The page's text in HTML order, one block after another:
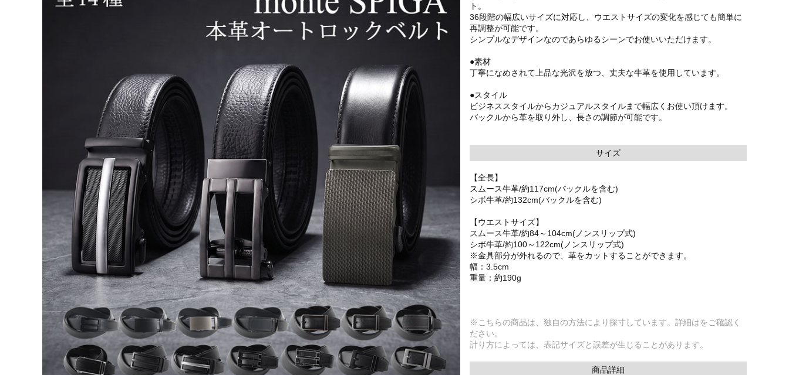
ト。
36段階の幅広いサイズに対応し、ウエストサイズの変化を感じても簡単に
再調整が可能です。
シンプルなデザインなのであらゆるシーンでお使いいただけます。
●素材
丁寧になめされて上品な光沢を放つ、丈夫な牛革を使用しています。
●スタイル
ビジネススタイルからカジュアルスタイルまで幅広くお使い頂けます。
バックルから革を取り外し、長さの調節が可能です。
サイズ
【全長】
スムース牛革/約117cm(バックルを含む)
シボ牛革/約132cm(バックルを含む)
【ウエストサイズ】
スムース牛革/約84～104cm(ノンスリップ式)
シボ牛革/約100～122cm(ノンスリップ式)
※金具部分が外れるので、革をカットすることができます。
幅：3.5cm
重量：約190g
※こちらの商品は、独自の方法により採寸しています。詳細はをご確認く
ださい。
計り方によっては、表記サイズと誤差が生じることがあります。
商品詳細